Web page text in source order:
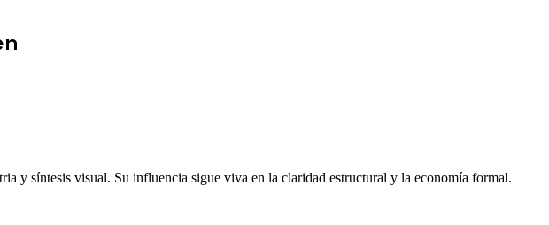
y síntesis visual. Su influencia sigue viva en la claridad estructural y la economía formal.